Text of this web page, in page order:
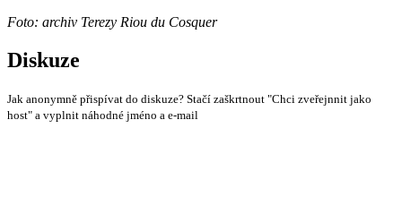
Foto: archiv Terezy Riou du Cosquer
Diskuze
Jak anonymně přispívat do diskuze? Stačí zaškrtnout "Chci zveřejnnit jako
host" a vyplnit náhodné jméno a e-mail